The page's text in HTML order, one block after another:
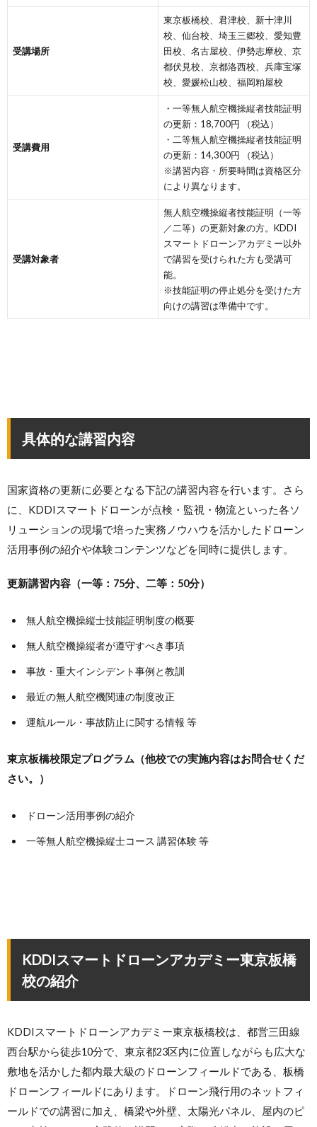
受講場所
東京板橋校、君津校、新十津川
校、仙台校、埼玉三郷校、愛知豊
田校、名古屋校、伊勢志摩校、京
都伏見校、京都洛西校、兵庫宝塚
校、愛媛松山校、福岡粕屋校
受講費用
・一等無人航空機操縦者技能証明
の更新：18,700円 （税込）
・二等無人航空機操縦者技能証明
の更新：14,300円 （税込）
※講習内容・所要時間は資格区分
により異なります。
受講対象者
無人航空機操縦者技能証明（一等
／二等）の更新対象の方。KDDI
スマートドローンアカデミー以外
で講習を受けられた方も受講可
能。
※技能証明の停止処分を受けた方
向けの講習は準備中です。
具体的な講習内容
国家資格の更新に必要となる下記の講習内容を行います。さら
に、KDDIスマートドローンが点検・監視・物流といった各ソ
リューションの現場で培った実務ノウハウを活かしたドローン
活用事例の紹介や体験コンテンツなどを同時に提供します。
更新講習内容（一等：75分、二等：50分）
無人航空機操縦士技能証明制度の概要
無人航空機操縦者が遵守すべき事項
事故・重大インシデント事例と教訓
最近の無人航空機関連の制度改正
運航ルール・事故防止に関する情報 等
東京板橋校限定プログラム（他校での実施内容はお問合せくだ
さい。）
ドローン活用事例の紹介
一等無人航空機操縦士コース 講習体験 等
KDDIスマートドローンアカデミー東京板橋
校の紹介
KDDIスマートドローンアカデミー東京板橋校は、都営三田線
西台駅から徒歩10分で、東京都23区内に位置しながらも広大な
敷地を活かした都内最大級のドローンフィールドである、板橋
ドローンフィールドにあります。ドローン飛行用のネットフィ
ールドでの講習に加え、橋梁や外壁、太陽光パネル、屋内のピ